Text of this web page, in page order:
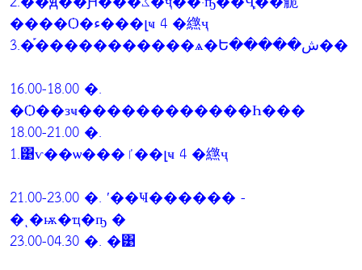
����Ѻ�ء���լҹ 4 �繺ҷ
3.�֡�����������ѧ�Ե�����ش��
16.00-18.00 �.
�Ѻ��зҹ������������Һ���
18.00-21.00 �.
1.͹ѵ��ѡ���ٵ��լҹ 4 �繺ҷ
21.00-23.00 �. ʹ��Ҹ������ -
�ͺ�ѭ�ҵ�ҧ �
23.00-04.30 �. �͹